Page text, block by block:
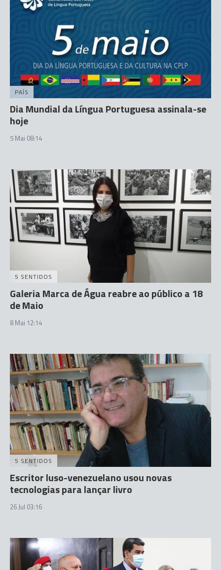
PAÍS
Dia Mundial da Língua Portuguesa assinala-se
hoje
5 Mai 08:14
5 SENTIDOS
Galeria Marca de Água reabre ao público a 18
de Maio
8 Mai 12:14
5 SENTIDOS
Escritor luso-venezuelano usou novas
tecnologias para lançar livro
26 Jul 03:16